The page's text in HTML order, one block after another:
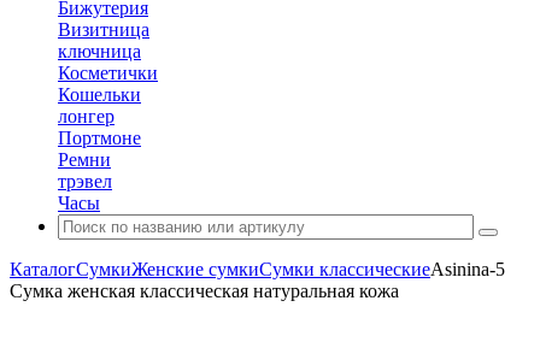
Бижутерия
Визитница
ключница
Косметички
Кошельки
лонгер
Портмоне
Ремни
трэвел
Часы
КаталогСумкиЖенские сумкиСумки классическиеAsinina-5
Сумка женская классическая натуральная кожа